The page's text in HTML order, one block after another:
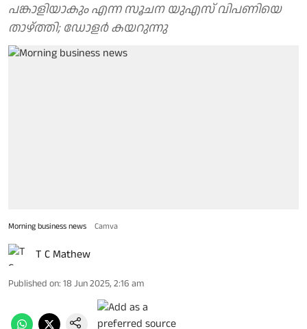
പങ്കാളിയാകും എന്ന സൂചന യുഎസ് വിപണിയെ
താഴ്ത്തി; ഡോളർ കയറുന്നു
Morning business news Camva
T C Mathew
Published on: 18 Jun 2025, 2:16 am